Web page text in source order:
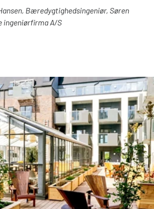
nybyggeri' finder du en oversigt
de DGNB-kriterier, som VELFAC
kan bidrage til, er markeret
for vægtningen her, som du også
DGNB-dokumentationen
Bæredygtighedsingeniør, Søren
ingeniørfirma A/S